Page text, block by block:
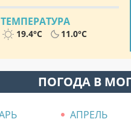
19.4°C 11.0°C
ПОГОДА В
АПРЕЛЬ